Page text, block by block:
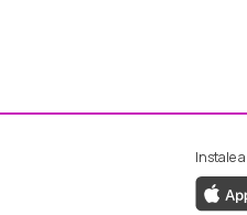
Facebook da RTP
ao Instagram da
Instale